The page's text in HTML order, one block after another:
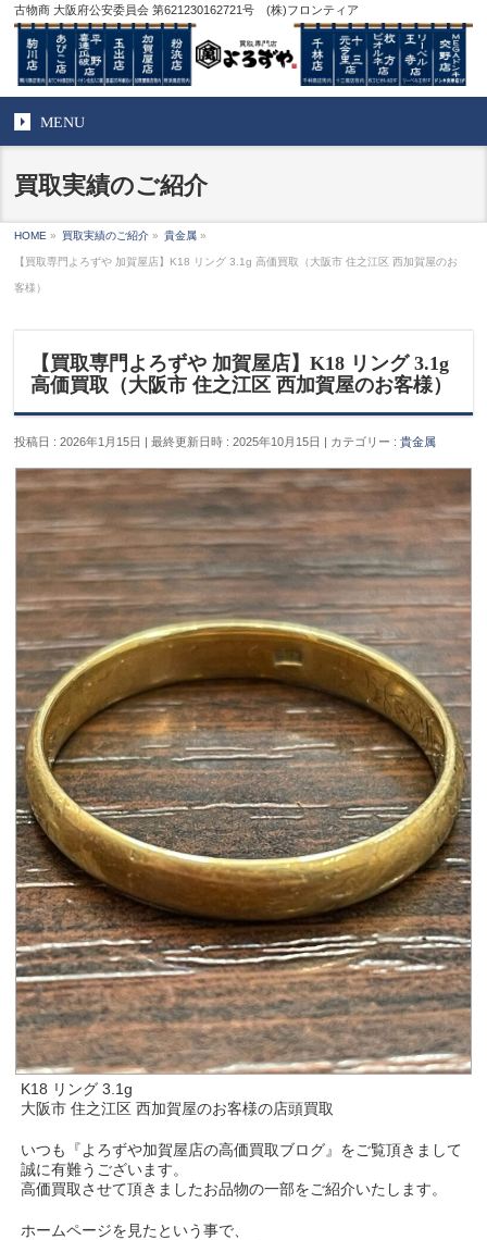
古物商 大阪府公安委員会 第621230162721号 (株)フロンティア
MENU
買取実績のご紹介
HOME » 買取実績のご紹介 » 貴金属 »
【買取専門よろずや 加賀屋店】K18 リング 3.1g 高価買取（大阪市 住之江区 西加賀屋のお
客様）
【買取専門よろずや 加賀屋店】K18 リング 3.1g
高価買取（大阪市 住之江区 西加賀屋のお客様）
投稿日 : 2026年1月15日 最終更新日時 : 2025年10月15日 カテゴリー :貴金属
K18 リング 3.1g
大阪市 住之江区 西加賀屋のお客様の店頭買取
いつも『よろずや加賀屋店の高価買取ブログ』をご覧頂きまして
誠に有難うございます。
高価買取させて頂きましたお品物の一部をご紹介いたします。
ホームページを見たという事で、